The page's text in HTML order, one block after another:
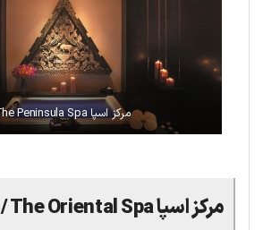
مرکز اسپا The Peninsula Spa
مرکز اسپا/ The Oriental Spa